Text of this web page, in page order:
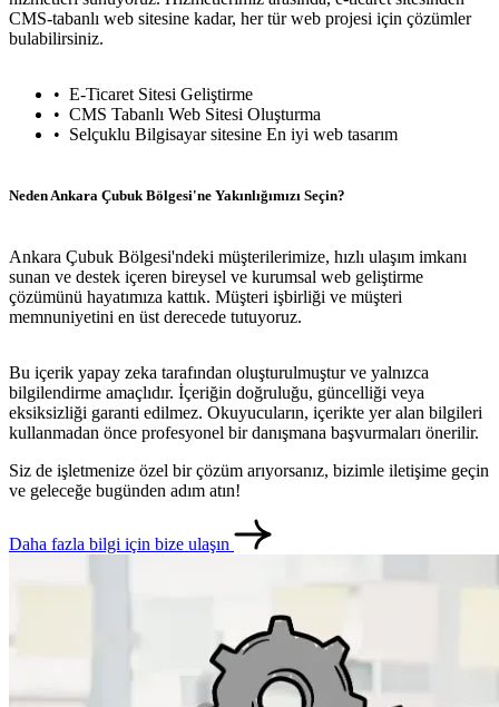
CMS-tabanlı web sitesine kadar, her tür web projesi için çözümler
bulabilirsiniz.
E-Ticaret Sitesi Geliştirme
CMS Tabanlı Web Sitesi Oluşturma
Selçuklu Bilgisayar sitesine En iyi web tasarım
Neden Ankara Çubuk Bölgesi'ne Yakınlığımızı Seçin?
Ankara Çubuk Bölgesi'ndeki müşterilerimize, hızlı ulaşım imkanı
sunan ve destek içeren bireysel ve kurumsal web geliştirme
çözümünü hayatımıza kattık. Müşteri işbirliği ve müşteri
memnuniyetini en üst derecede tutuyoruz.
Bu içerik yapay zeka tarafından oluşturulmuştur ve yalnızca
bilgilendirme amaçlıdır. İçeriğin doğruluğu, güncelliği veya
eksiksizliği garanti edilmez. Okuyucuların, içerikte yer alan bilgileri
kullanmadan önce profesyonel bir danışmana başvurmaları önerilir.
Siz de işletmenize özel bir çözüm arıyorsanız, bizimle iletişime geçin
ve geleceğe bugünden adım atın!
Daha fazla bilgi için bize ulaşın